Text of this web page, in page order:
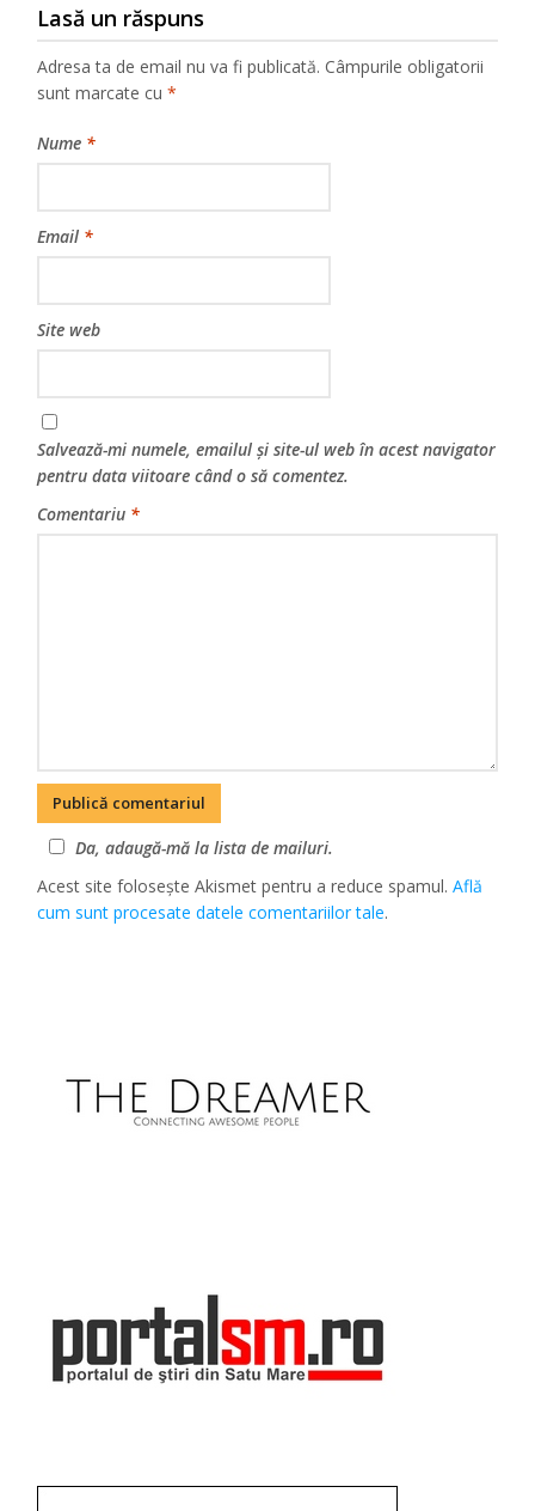
Lasă un răspuns
Adresa ta de email nu va fi publicată. Câmpurile obligatorii
sunt marcate cu*
Nume *
Email *
Site web
Salvează-mi numele, emailul și site-ul web în acest navigator
pentru data viitoare când o să comentez.
Comentariu *
Da, adaugă-mă la lista de mailuri.
Acest site folosește Akismet pentru a reduce spamul.Află
cum sunt procesate datele comentariilor tale.